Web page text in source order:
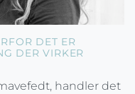
DET ER
DER VIRKER
handler det